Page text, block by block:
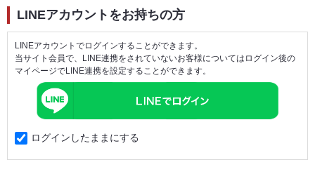
LINEアカウントをお持ちの方
LINEアカウントでログインすることができます。
当サイト会員で、LINE連携をされていないお客様についてはログイン後の
マイページでLINE連携を設定することができます。
ログインしたままにする